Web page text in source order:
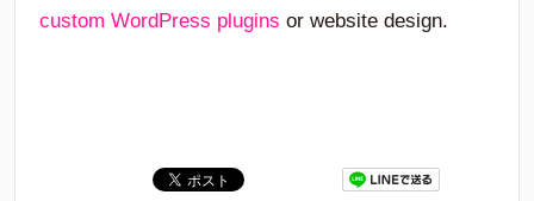
custom WordPress plugins or website design.